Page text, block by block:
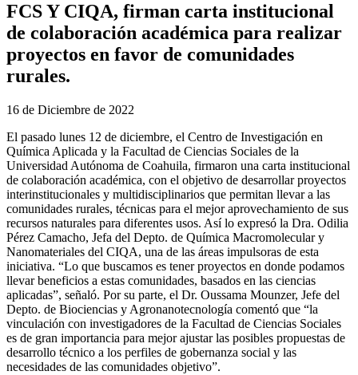
FCS Y CIQA, firman carta institucional
de colaboración académica para realizar
proyectos en favor de comunidades
rurales.
16 de Diciembre de 2022
El pasado lunes 12 de diciembre, el Centro de Investigación en
Química Aplicada y la Facultad de Ciencias Sociales de la
Universidad Autónoma de Coahuila, firmaron una carta institucional
de colaboración académica, con el objetivo de desarrollar proyectos
interinstitucionales y multidisciplinarios que permitan llevar a las
comunidades rurales, técnicas para el mejor aprovechamiento de sus
recursos naturales para diferentes usos. Así lo expresó la Dra. Odilia
Pérez Camacho, Jefa del Depto. de Química Macromolecular y
Nanomateriales del CIQA, una de las áreas impulsoras de esta
iniciativa. “Lo que buscamos es tener proyectos en donde podamos
llevar beneficios a estas comunidades, basados en las ciencias
aplicadas”, señaló. Por su parte, el Dr. Oussama Mounzer, Jefe del
Depto. de Biociencias y Agronanotecnología comentó que “la
vinculación con investigadores de la Facultad de Ciencias Sociales
es de gran importancia para mejor ajustar las posibles propuestas de
desarrollo técnico a los perfiles de gobernanza social y las
necesidades de las comunidades objetivo”.